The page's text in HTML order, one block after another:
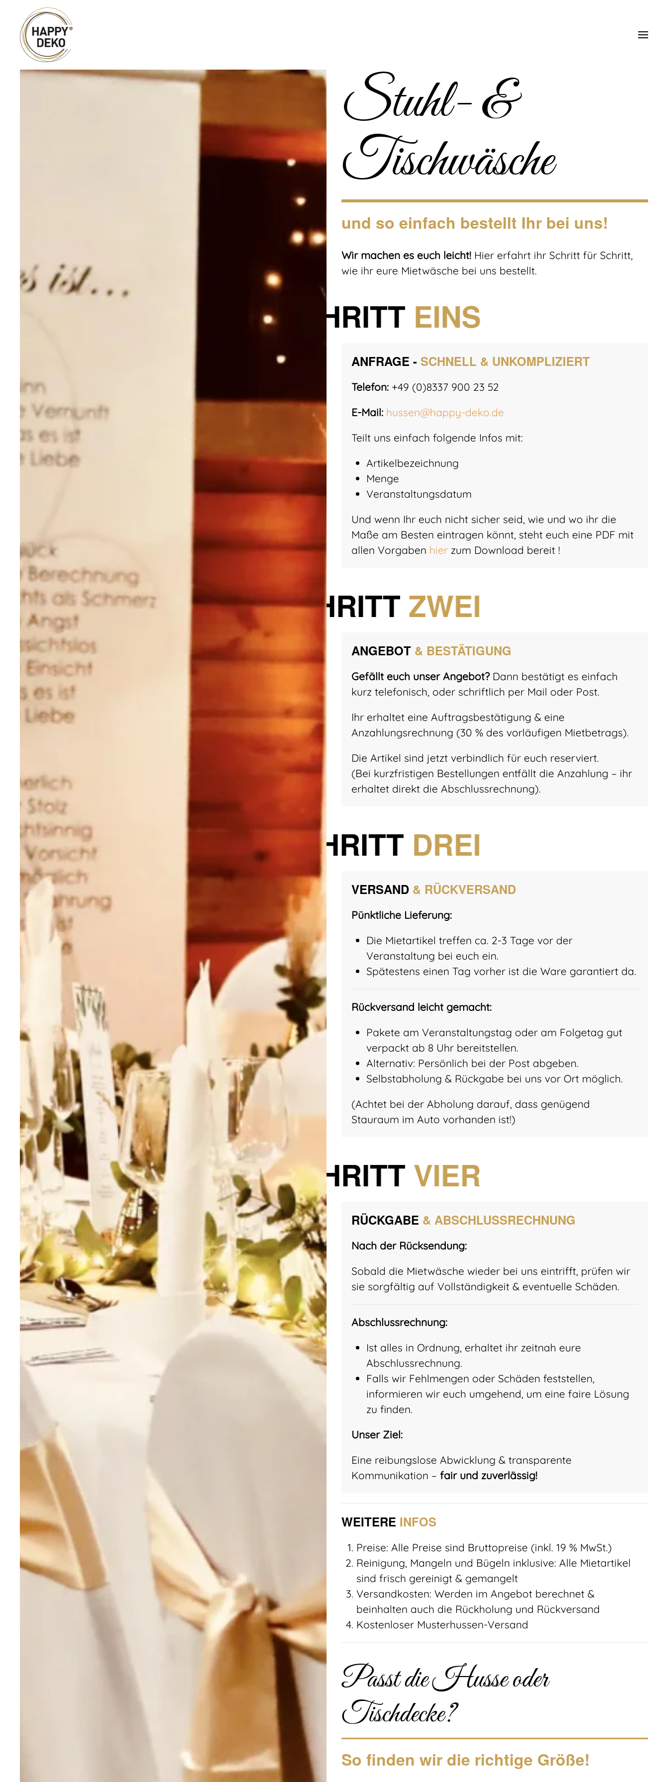
Zum Hauptinhalt springen
Stuhl- &
Tischwäsche
und so einfach bestellt Ihr bei uns!
Wir machen es euch leicht! Hier erfahrt ihr Schritt für Schritt,
wie ihr eure Mietwäsche bei uns bestellt.
SCHRITT EINS
ANFRAGE - SCHNELL & UNKOMPLIZIERT
Telefon: +49 (0)8337 900 23 52
E-Mail: hussen@happy-deko.de
Teilt uns einfach folgende Infos mit:
Artikelbezeichnung
Menge
Veranstaltungsdatum
Und wenn Ihr euch nicht sicher seid, wie und wo ihr die
Maße am Besten eintragen könnt, steht euch eine PDF mit
allen Vorgaben hier zum Download bereit !
SCHRITT ZWEI
ANGEBOT & BESTÄTIGUNG
Gefällt euch unser Angebot?Dann bestätigt es einfach
kurz telefonisch, oder schriftlich per Mail oder Post.
Ihr erhaltet eine Auftragsbestätigung & eine
Anzahlungsrechnung (30 % des vorläufigen Mietbetrags).
Die Artikel sind jetzt verbindlich für euch reserviert.
(Bei kurzfristigen Bestellungen entfällt die Anzahlung – ihr
erhaltet direkt die Abschlussrechnung).
SCHRITT DREI
VERSAND & RÜCKVERSAND
Pünktliche Lieferung:
Die Mietartikel treffen ca. 2-3 Tage vor der
Veranstaltung bei euch ein.
Spätestens einen Tag vorher ist die Ware garantiert da.
Rückversand leicht gemacht:
Pakete am Veranstaltungstag oder am Folgetag gut
verpackt ab 8 Uhr bereitstellen.
Alternativ: Persönlich bei der Post abgeben.
Selbstabholung & Rückgabe bei uns vor Ort möglich.
(Achtet bei der Abholung darauf, dass genügend
Stauraum im Auto vorhanden ist!)
SCHRITT VIER
RÜCKGABE & ABSCHLUSSRECHNUNG
Nach der Rücksendung:
Sobald die Mietwäsche wieder bei uns eintrifft, prüfen wir
sie sorgfältig auf Vollständigkeit & eventuelle Schäden.
Abschlussrechnung:
Ist alles in Ordnung, erhaltet ihr zeitnah eure
Abschlussrechnung.
Falls wir Fehlmengen oder Schäden feststellen,
informieren wir euch umgehend, um eine faire Lösung
zu finden.
Unser Ziel:
Eine reibungslose Abwicklung & transparente
Kommunikation – fair und zuverlässig!
WEITERE INFOS
Preise: Alle Preise sind Bruttopreise (inkl. 19 % MwSt.)
Reinigung, Mangeln und Bügeln inklusive: Alle Mietartikel
sind frisch gereinigt & gemangelt
Versandkosten: Werden im Angebot berechnet &
beinhalten auch die Rückholung und Rückversand
Kostenloser Musterhussen-Versand
Passt die Husse oder
Tischdecke?
So finden wir die richtige Größe!